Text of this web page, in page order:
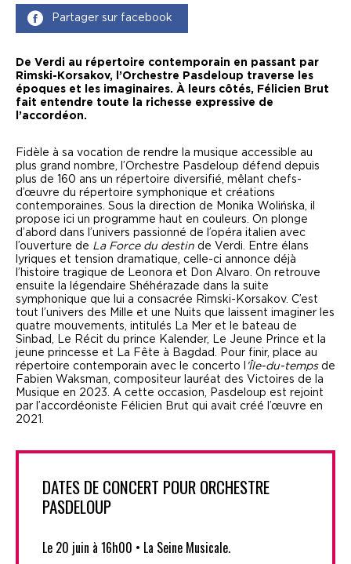
Partager sur facebook
De Verdi au répertoire contemporain en passant par
Rimski-Korsakov, l’Orchestre Pasdeloup traverse les
époques et les imaginaires. À leurs côtés, Félicien Brut
fait entendre toute la richesse expressive de
l’accordéon.
Fidèle à sa vocation de rendre la musique accessible au
plus grand nombre, l’Orchestre Pasdeloup défend depuis
plus de 160 ans un répertoire diversifié, mêlant chefs-
d’œuvre du répertoire symphonique et créations
contemporaines. Sous la direction de Monika Wolińska, il
propose ici un programme haut en couleurs. On plonge
d’abord dans l’univers passionné de l’opéra italien avec
l’ouverture de La Force du destin de Verdi. Entre élans
lyriques et tension dramatique, celle-ci annonce déjà
l’histoire tragique de Leonora et Don Alvaro. On retrouve
ensuite la légendaire Shéhérazade dans la suite
symphonique que lui a consacrée Rimski-Korsakov. C’est
tout l’univers des Mille et une Nuits que laissent imaginer les
quatre mouvements, intitulés La Mer et le bateau de
Sinbad, Le Récit du prince Kalender, Le Jeune Prince et la
jeune princesse et La Fête à Bagdad. Pour finir, place au
répertoire contemporain avec le concerto l
’Île-du-tempsde
Fabien Waksman, compositeur lauréat des Victoires de la
Musique en 2023. A cette occasion, Pasdeloup est rejoint
par l’accordéoniste Félicien Brut qui avait créé l’œuvre en
2021.
DATES DE CONCERT POUR ORCHESTRE
PASDELOUP
Le 20 juin à 16h00 • La Seine Musicale.